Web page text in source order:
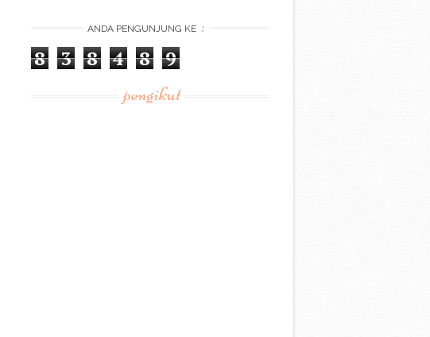
ANDA PENGUNJUNG KE :
8 3 8 4 8 9
pengikut